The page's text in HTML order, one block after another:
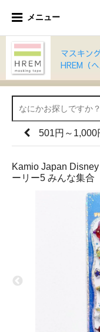
メニュー
マスキン
HREM（ヘ
501円～1,000
Kamio Japan
ーリー5 みんな集合